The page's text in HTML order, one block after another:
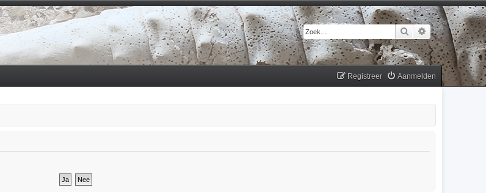
Zoek Uitgebreid
Aanmelden
Registreer